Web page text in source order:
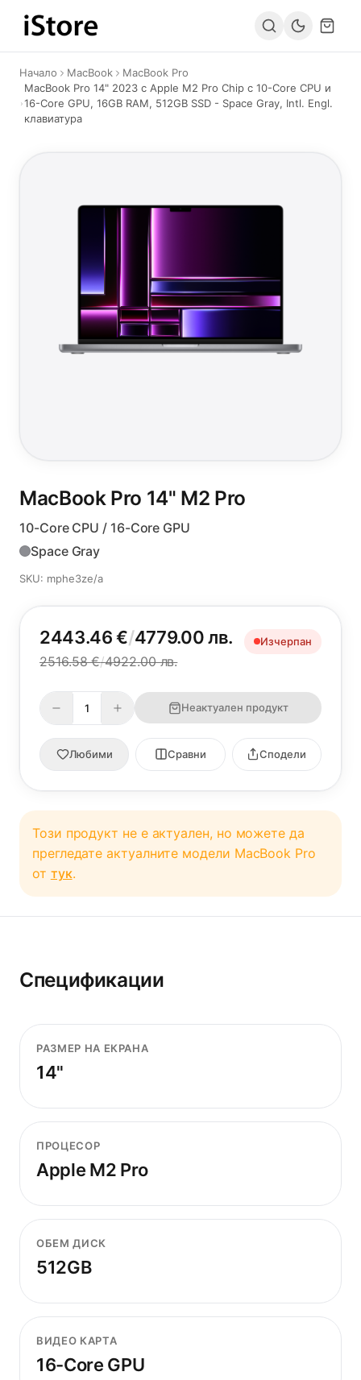
Към съдържанието
Начало MacBook
MacBook Pro
MacBook Pro 14" 2023 с Apple M2 Pro Chip c 10-Core CPU и
16-Core GPU, 16GB RAM, 512GB SSD - Space Gray, Intl. Engl.
клавиатура
MacBook Pro 14" M2 Pro
10-Core CPU / 16-Core GPU
Space Gray
SKU: mphe3ze/a
2443.46 €/4779.00 лв.
2516.58 €/4922.00 лв.
Изчерпан
Неактуален продукт
Любими Сравни Сподели
Този продукт не е актуален, но можете да
прегледате актуалните модели MacBook Pro
от тук.
Спецификации
РАЗМЕР НА ЕКРАНА
14"
ПРОЦЕСОР
Apple M2 Pro
ОБЕМ ДИСК
512GB
ВИДЕО КАРТА
16-Core GPU